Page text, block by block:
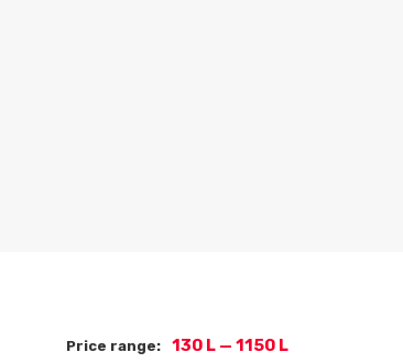
Price range: 130 L — 1150 L